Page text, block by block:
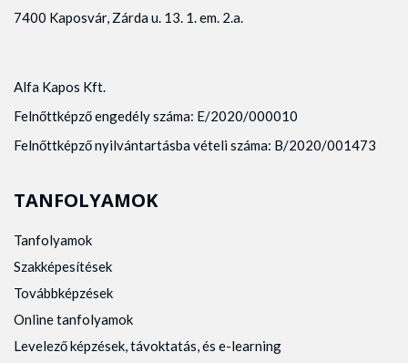
7400 Kaposvár, Zárda u. 13. 1. em. 2.a.
Alfa Kapos Kft.
Felnőttképző engedély száma: E/2020/000010
Felnőttképző nyilvántartásba vételi száma: B/2020/001473
TANFOLYAMOK
Tanfolyamok
Szakképesítések
Továbbképzések
Online tanfolyamok
Levelező képzések, távoktatás, és e-learning